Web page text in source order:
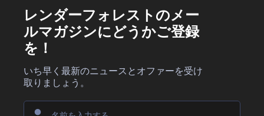
レンダーフォレストのメー
ルマガジンにどうかご登録
を！
いち早く最新のニュースとオファーを受け
取りましょう。